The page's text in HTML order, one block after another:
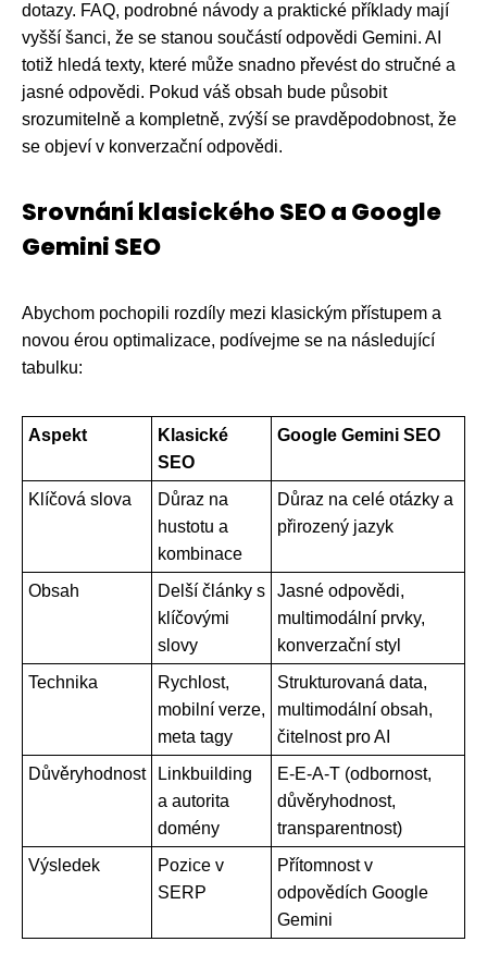
dotazy. FAQ, podrobné návody a praktické příklady mají
vyšší šanci, že se stanou součástí odpovědi Gemini. AI
totiž hledá texty, které může snadno převést do stručné a
jasné odpovědi. Pokud váš obsah bude působit
srozumitelně a kompletně, zvýší se pravděpodobnost, že
se objeví v konverzační odpovědi.
Srovnání klasického SEO a Google
Gemini SEO
Abychom pochopili rozdíly mezi klasickým přístupem a
novou érou optimalizace, podívejme se na následující
tabulku:
Aspekt
Klasické
SEO
Google Gemini SEO
Klíčová slova
Důraz na
hustotu a
kombinace
Důraz na celé otázky a
přirozený jazyk
Obsah
Delší články s
klíčovými
slovy
Jasné odpovědi,
multimodální prvky,
konverzační styl
Technika
Rychlost,
mobilní verze,
meta tagy
Strukturovaná data,
multimodální obsah,
čitelnost pro AI
Důvěryhodnost
Linkbuilding
a autorita
domény
E-E-A-T (odbornost,
důvěryhodnost,
transparentnost)
Výsledek
Pozice v
SERP
Přítomnost v
odpovědích Google
Gemini